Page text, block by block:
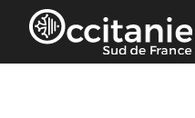
Panneau de gestion des